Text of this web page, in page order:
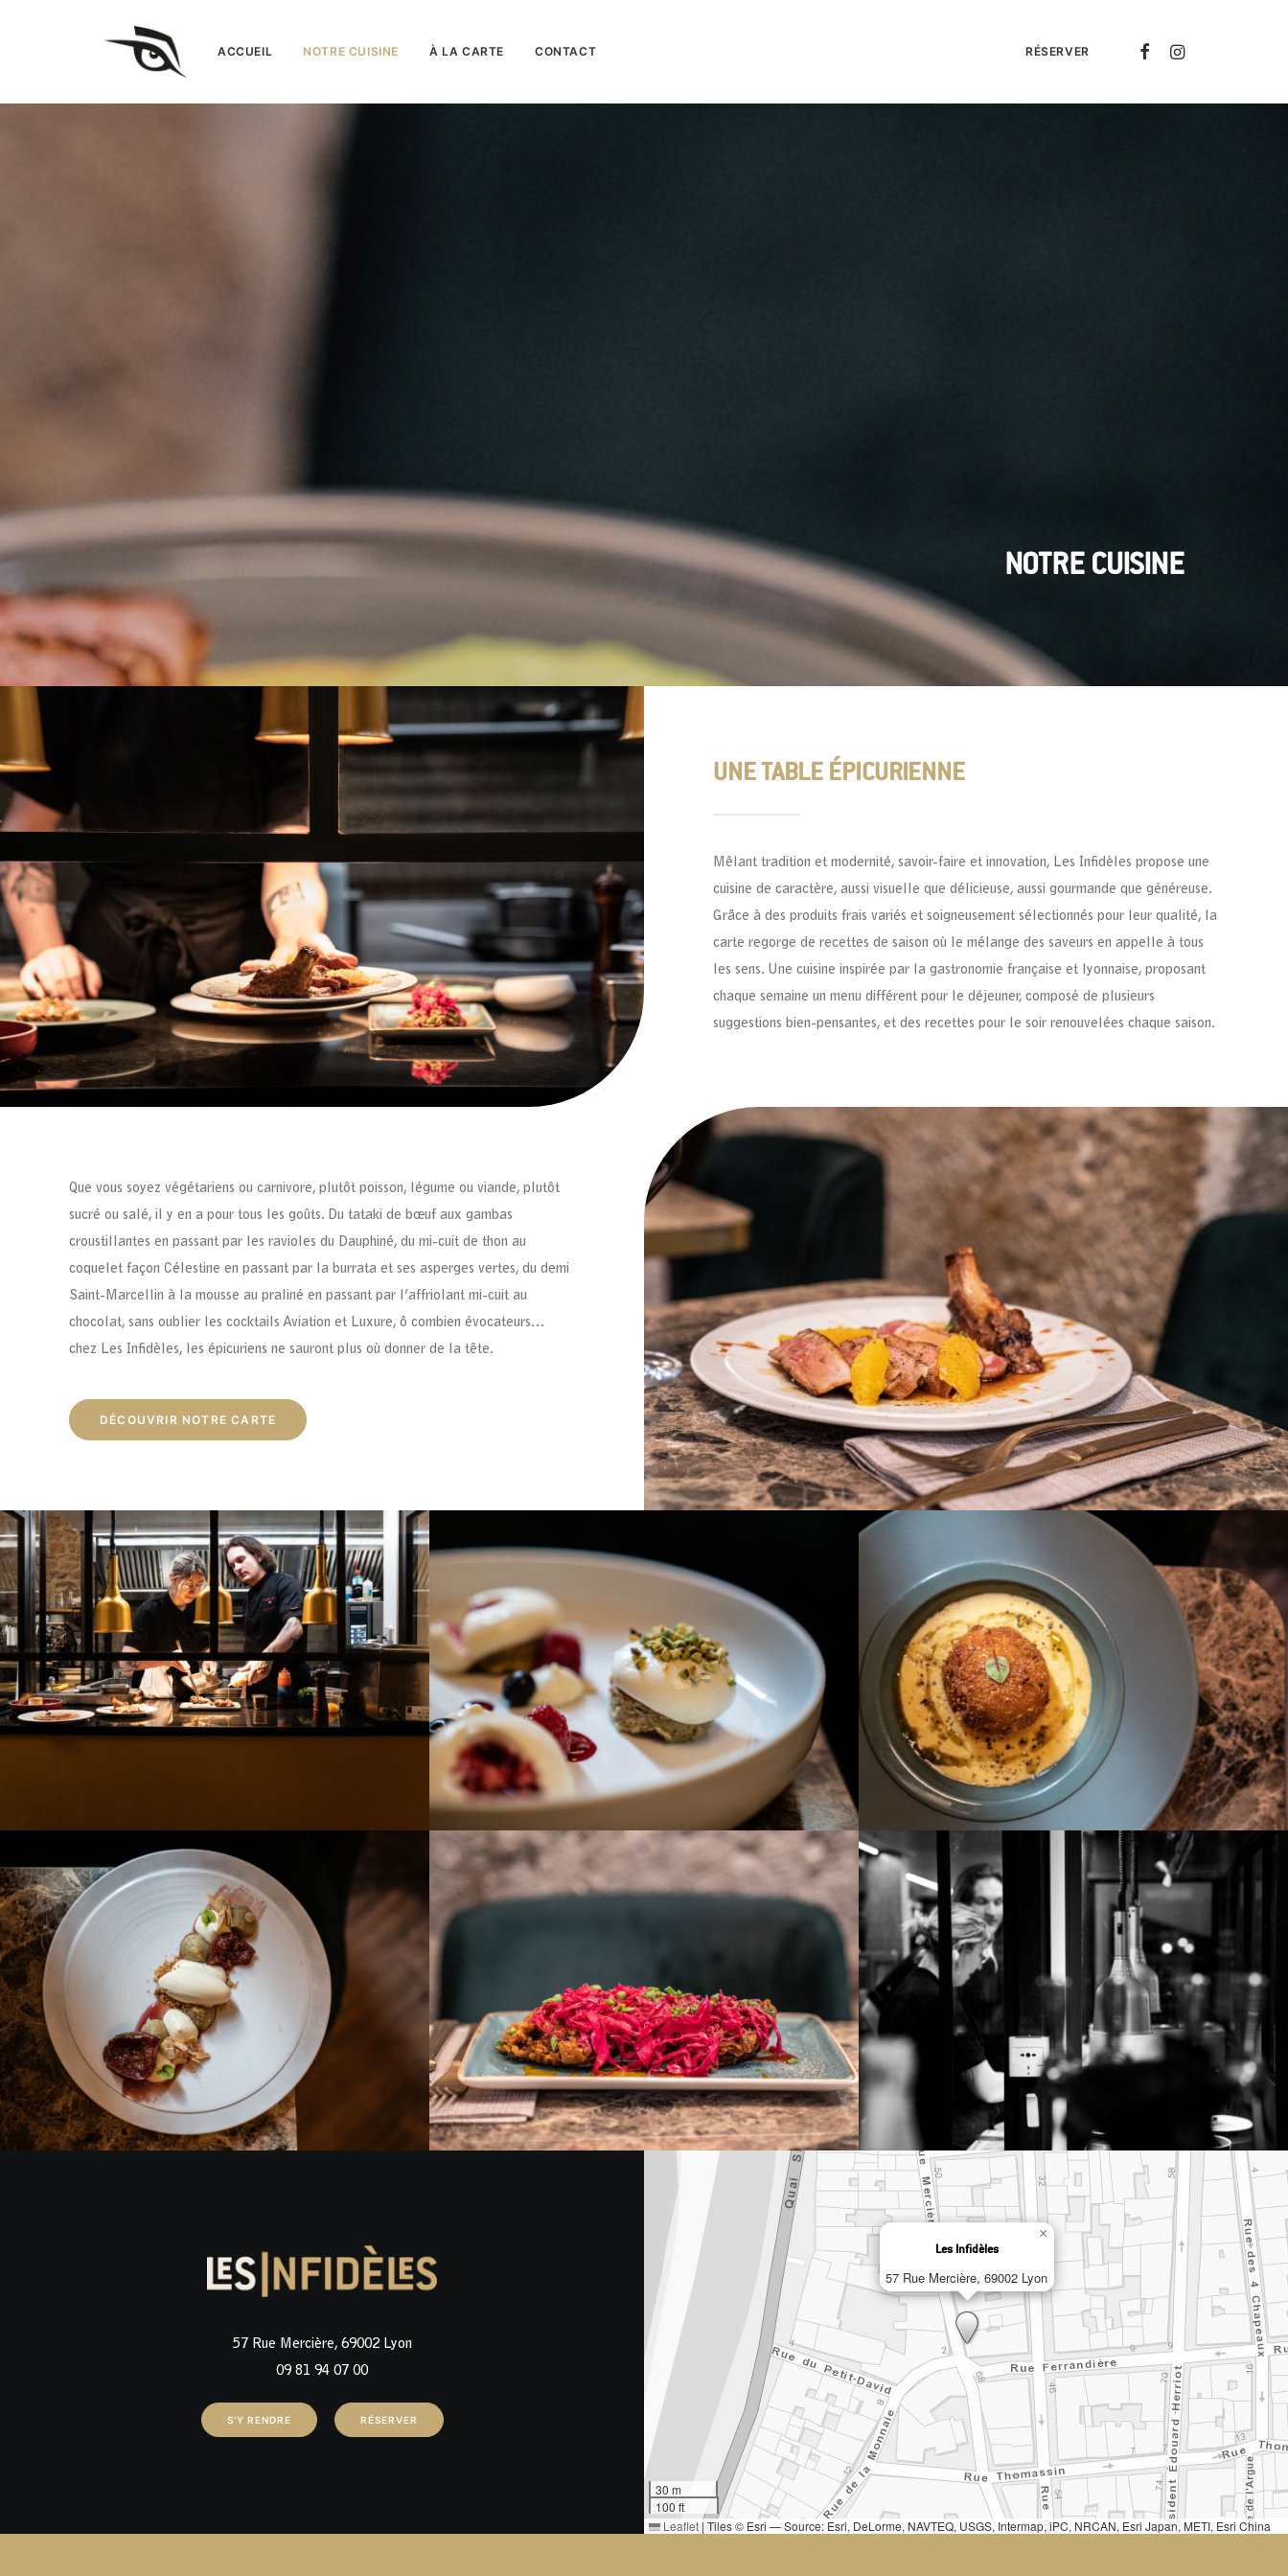
ACCUEIL NOTRE CUISINE À LA CARTE CONTACT RÉSERVER
NOTRE CUISINE
UNE TABLE ÉPICURIENNE
Mêlant tradition et modernité, savoir-faire et innovation, Les Infidèles propose une
cuisine de caractère, aussi visuelle que délicieuse, aussi gourmande que généreuse.
Grâce à des produits frais variés et soigneusement sélectionnés pour leur qualité, la
carte regorge de recettes de saison où le mélange des saveurs en appelle à tous
les sens. Une cuisine inspirée par la gastronomie française et lyonnaise, proposant
chaque semaine un menu différent pour le déjeuner, composé de plusieurs
suggestions bien-pensantes, et des recettes pour le soir renouvelées chaque saison.
Que vous soyez végétariens ou carnivore, plutôt poisson, légume ou viande, plutôt
sucré ou salé, il y en a pour tous les goûts. Du tataki de bœuf aux gambas
croustillantes en passant par les ravioles du Dauphiné, du mi-cuit de thon au
coquelet façon Célestine en passant par la burrata et ses asperges vertes, du demi
Saint-Marcellin à la mousse au praliné en passant par l’affriolant mi-cuit au
chocolat, sans oublier les cocktails Aviation et Luxure, ô combien évocateurs…
chez Les Infidèles, les épicuriens ne sauront plus où donner de la tête.
DÉCOUVRIR NOTRE CARTE
57 Rue Mercière, 69002 Lyon
09 81 94 07 00
S'Y RENDRE RÉSERVER
Les Infidèles
57 Rue Mercière, 69002 Lyon
×
30 m
100 ft
Leaflet | Tiles © Esri — Source: Esri, DeLorme, NAVTEQ, USGS, Intermap, iPC, NRCAN, Esri Japan, METI, Esri China